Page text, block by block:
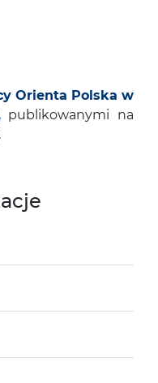
Orienta Polska w
publikowanymi na